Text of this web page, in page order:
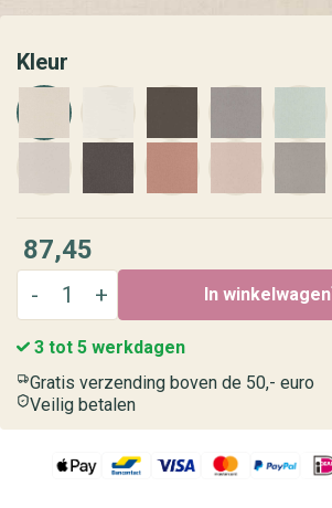
Kleur
87,45
In winkelwagen
3 tot 5 werkdagen
Gratis verzending boven de 50,- euro
Veilig betalen